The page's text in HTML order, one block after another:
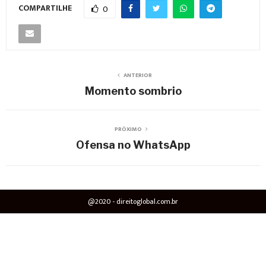
COMPARTILHE 0
ANTERIOR
Momento sombrio
PRÓXIMO
Ofensa no WhatsApp
@2020 - direitoglobal.com.br